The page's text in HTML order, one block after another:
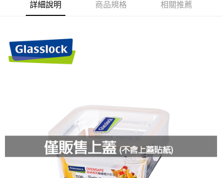
ATM付款
全家取貨付款-上蓋專用
付款後全家取貨-上蓋專用
每筆NT$85，滿NT$249(含以上)免運費
7-11取貨付款-上蓋專用
每筆NT$85，滿NT$249(含以上)免運費
詳細說明 商品規格 相關推薦